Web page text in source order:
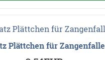
Plättchen für Zangenfalle